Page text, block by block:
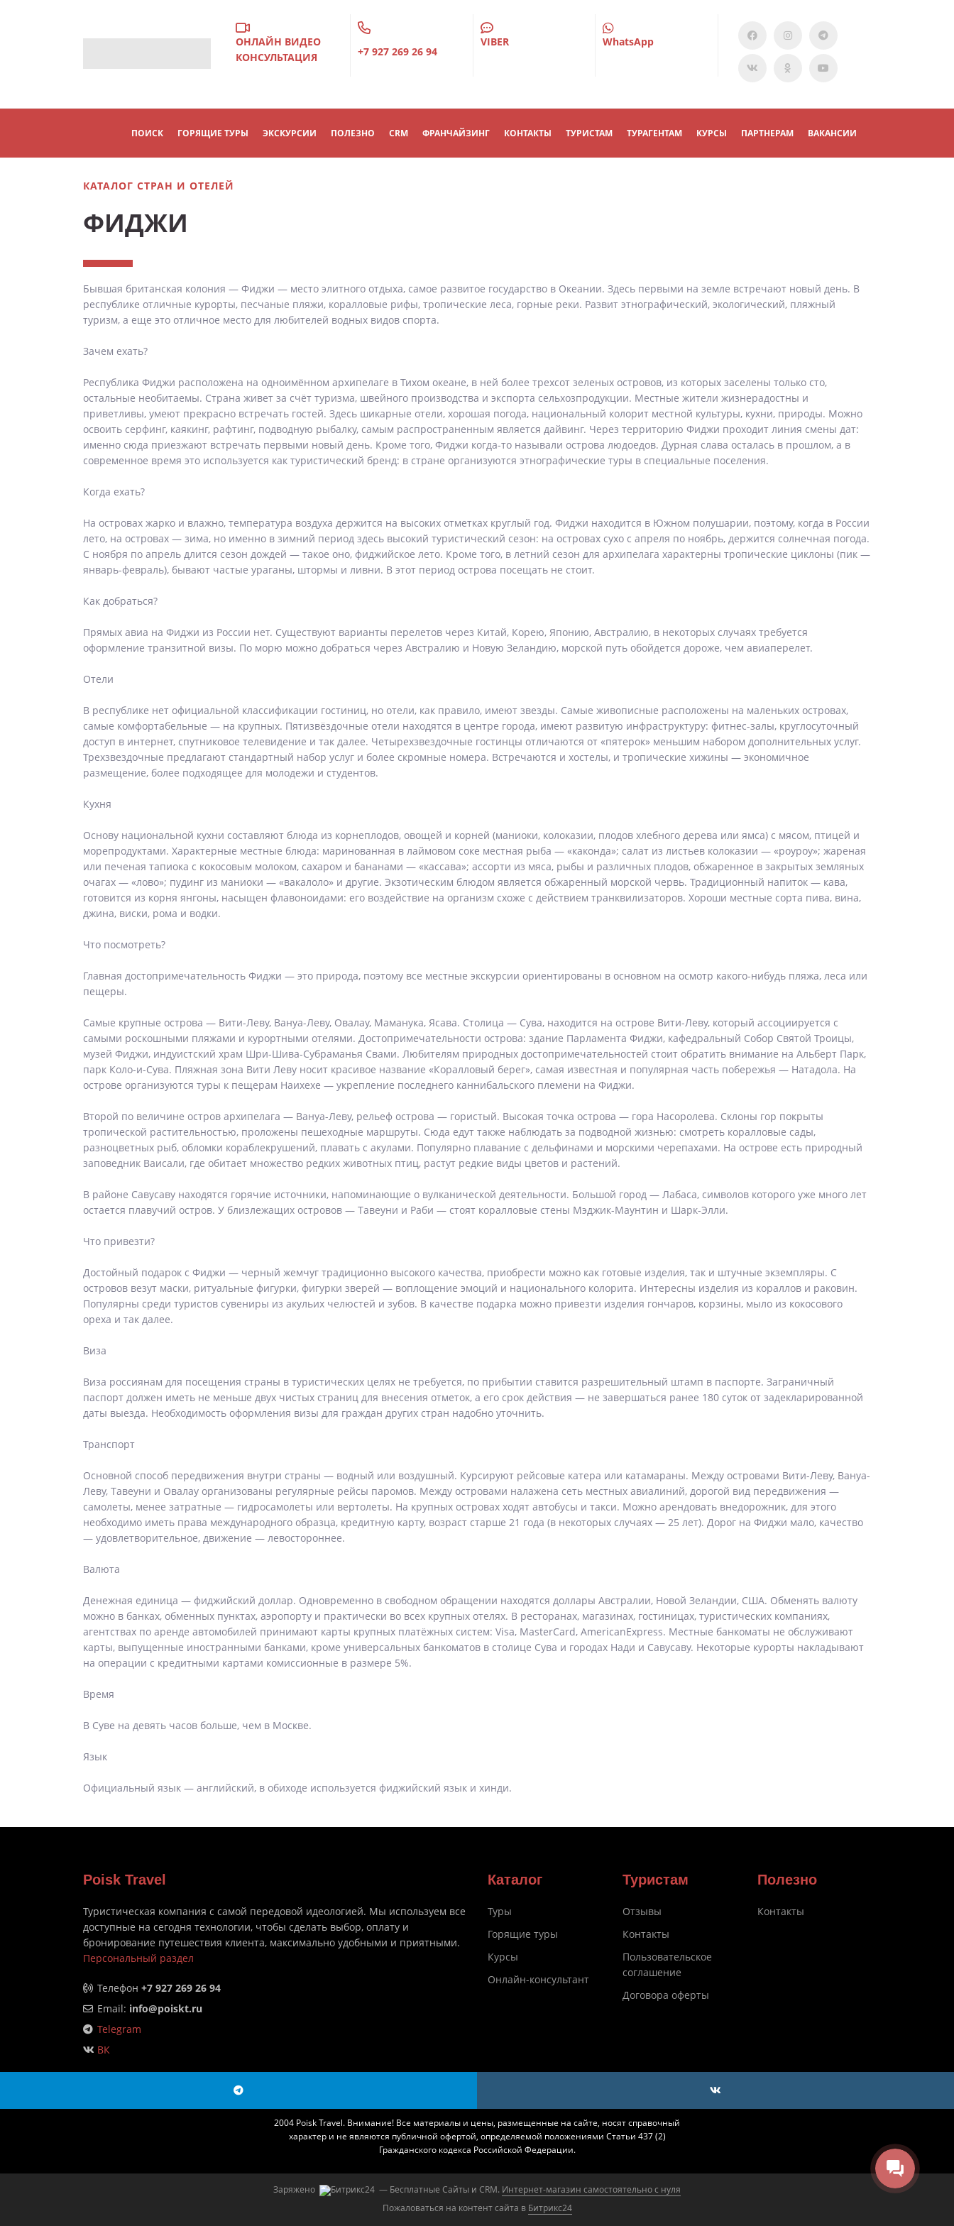
ОНЛАЙН ВИДЕО
КОНСУЛЬТАЦИЯ
+7 927 269 26 94
VIBER WhatsApp
ПОИСК ГОРЯЩИЕ ТУРЫ ЭКСКУРСИИ ПОЛЕЗНО CRM ФРАНЧАЙЗИНГ КОНТАКТЫ ТУРИСТАМ ТУРАГЕНТАМ КУРСЫ ПАРТНЕРАМ ВАКАНСИИ
КАТАЛОГ СТРАН И ОТЕЛЕЙ
ФИДЖИ
Бывшая британская колония — Фиджи — место элитного отдыха, самое развитое государство в Океании. Здесь первыми на земле встречают новый день. В
республике отличные курорты, песчаные пляжи, коралловые рифы, тропические леса, горные реки. Развит этнографический, экологический, пляжный
туризм, а еще это отличное место для любителей водных видов спорта.
Зачем ехать?
Республика Фиджи расположена на одноимённом архипелаге в Тихом океане, в ней более трехсот зеленых островов, из которых заселены только сто,
остальные необитаемы. Страна живет за счёт туризма, швейного производства и экспорта сельхозпродукции. Местные жители жизнерадостны и
приветливы, умеют прекрасно встречать гостей. Здесь шикарные отели, хорошая погода, национальный колорит местной культуры, кухни, природы. Можно
освоить серфинг, каякинг, рафтинг, подводную рыбалку, самым распространенным является дайвинг. Через территорию Фиджи проходит линия смены дат:
именно сюда приезжают встречать первыми новый день. Кроме того, Фиджи когда-то называли острова людоедов. Дурная слава осталась в прошлом, а в
современное время это используется как туристический бренд: в стране организуются этнографические туры в специальные поселения.
Когда ехать?
На островах жарко и влажно, температура воздуха держится на высоких отметках круглый год. Фиджи находится в Южном полушарии, поэтому, когда в России
лето, на островах — зима, но именно в зимний период здесь высокий туристический сезон: на островах сухо с апреля по ноябрь, держится солнечная погода.
С ноября по апрель длится сезон дождей — такое оно, фиджийское лето. Кроме того, в летний сезон для архипелага характерны тропические циклоны (пик —
январь-февраль), бывают частые ураганы, штормы и ливни. В этот период острова посещать не стоит.
Как добраться?
Прямых авиа на Фиджи из России нет. Существуют варианты перелетов через Китай, Корею, Японию, Австралию, в некоторых случаях требуется
оформление транзитной визы. По морю можно добраться через Австралию и Новую Зеландию, морской путь обойдется дороже, чем авиаперелет.
Отели
В республике нет официальной классификации гостиниц, но отели, как правило, имеют звезды. Самые живописные расположены на маленьких островах,
самые комфортабельные — на крупных. Пятизвёздочные отели находятся в центре города, имеют развитую инфраструктуру: фитнес-залы, круглосуточный
доступ в интернет, спутниковое телевидение и так далее. Четырехзвездочные гостинцы отличаются от «пятерок» меньшим набором дополнительных услуг.
Трехзвездочные предлагают стандартный набор услуг и более скромные номера. Встречаются и хостелы, и тропические хижины — экономичное
размещение, более подходящее для молодежи и студентов.
Кухня
Основу национальной кухни составляют блюда из корнеплодов, овощей и корней (маниоки, колоказии, плодов хлебного дерева или ямса) с мясом, птицей и
морепродуктами. Характерные местные блюда: маринованная в лаймовом соке местная рыба — «каконда»; салат из листьев колоказии — «роуроу»; жареная
или печеная тапиока с кокосовым молоком, сахаром и бананами — «кассава»; ассорти из мяса, рыбы и различных плодов, обжаренное в закрытых земляных
очагах — «лово»; пудинг из маниоки — «вакалоло» и другие. Экзотическим блюдом является обжаренный морской червь. Традиционный напиток — кава,
готовится из корня янгоны, насыщен флавоноидами: его воздействие на организм схоже с действием транквилизаторов. Хороши местные сорта пива, вина,
джина, виски, рома и водки.
Что посмотреть?
Главная достопримечательность Фиджи — это природа, поэтому все местные экскурсии ориентированы в основном на осмотр какого-нибудь пляжа, леса или
пещеры.
Самые крупные острова — Вити-Леву, Вануа-Леву, Овалау, Маманука, Ясава. Столица — Сува, находится на острове Вити-Леву, который ассоциируется с
самыми роскошными пляжами и курортными отелями. Достопримечательности острова: здание Парламента Фиджи, кафедральный Собор Святой Троицы,
музей Фиджи, индуистский храм Шри-Шива-Субраманья Свами. Любителям природных достопримечательностей стоит обратить внимание на Альберт Парк,
парк Коло-и-Сува. Пляжная зона Вити Леву носит красивое название «Коралловый берег», самая известная и популярная часть побережья — Натадола. На
острове организуются туры к пещерам Наихехе — укрепление последнего каннибальского племени на Фиджи.
Второй по величине остров архипелага — Вануа-Леву, рельеф острова — гористый. Высокая точка острова — гора Насоролева. Склоны гор покрыты
тропической растительностью, проложены пешеходные маршруты. Сюда едут также наблюдать за подводной жизнью: смотреть коралловые сады,
разноцветных рыб, обломки кораблекрушений, плавать с акулами. Популярно плавание с дельфинами и морскими черепахами. На острове есть природный
заповедник Ваисали, где обитает множество редких животных птиц, растут редкие виды цветов и растений.
В районе Савусаву находятся горячие источники, напоминающие о вулканической деятельности. Большой город — Лабаса, символов которого уже много лет
остается плавучий остров. У близлежащих островов — Тавеуни и Раби — стоят коралловые стены Мэджик-Маунтин и Шарк-Элли.
Что привезти?
Достойный подарок с Фиджи — черный жемчуг традиционно высокого качества, приобрести можно как готовые изделия, так и штучные экземпляры. С
островов везут маски, ритуальные фигурки, фигурки зверей — воплощение эмоций и национального колорита. Интересны изделия из кораллов и раковин.
Популярны среди туристов сувениры из акульих челюстей и зубов. В качестве подарка можно привезти изделия гончаров, корзины, мыло из кокосового
ореха и так далее.
Виза
Виза россиянам для посещения страны в туристических целях не требуется, по прибытии ставится разрешительный штамп в паспорте. Заграничный
паспорт должен иметь не меньше двух чистых страниц для внесения отметок, а его срок действия — не завершаться ранее 180 суток от задекларированной
даты выезда. Необходимость оформления визы для граждан других стран надобно уточнить.
Транспорт
Основной способ передвижения внутри страны — водный или воздушный. Курсируют рейсовые катера или катамараны. Между островами Вити-Леву, Вануа-
Леву, Тавеуни и Овалау организованы регулярные рейсы паромов. Между островами налажена сеть местных авиалиний, дорогой вид передвижения —
самолеты, менее затратные — гидросамолеты или вертолеты. На крупных островах ходят автобусы и такси. Можно арендовать внедорожник, для этого
необходимо иметь права международного образца, кредитную карту, возраст старше 21 года (в некоторых случаях — 25 лет). Дорог на Фиджи мало, качество
— удовлетворительное, движение — левостороннее.
Валюта
Денежная единица — фиджийский доллар. Одновременно в свободном обращении находятся доллары Австралии, Новой Зеландии, США. Обменять валюту
можно в банках, обменных пунктах, аэропорту и практически во всех крупных отелях. В ресторанах, магазинах, гостиницах, туристических компаниях,
агентствах по аренде автомобилей принимают карты крупных платёжных систем: Visa, MasterCard, AmericanExpress. Местные банкоматы не обслуживают
карты, выпущенные иностранными банками, кроме универсальных банкоматов в столице Сува и городах Нади и Савусаву. Некоторые курорты накладывают
на операции с кредитными картами комиссионные в размере 5%.
Время
В Суве на девять часов больше, чем в Москве.
Язык
Официальный язык — английский, в обиходе используется фиджийский язык и хинди.
Poisk Travel
Туристическая компания с самой передовой идеологией. Мы используем все
доступные на сегодня технологии, чтобы сделать выбор, оплату и
бронирование путешествия клиента, максимально удобными и приятными.
Персональный раздел
Телефон +7 927 269 26 94
Email: info@poiskt.ru
Telegram
ВК
Каталог
Туры
Горящие туры
Курсы
Онлайн-консультант
Туристам
Отзывы
Контакты
Пользовательское
соглашение
Договора оферты
Полезно
Контакты
2004 Poisk Travel. Внимание! Все материалы и цены, размещенные на сайте, носят справочный
характер и не являются публичной офертой, определяемой положениями Статьи 437 (2)
Гражданского кодекса Российской Федерации.
Заряжено — Бесплатные Сайты и CRM. Интернет-магазин самостоятельно с нуля
Пожаловаться на контент cайта в Битрикс24